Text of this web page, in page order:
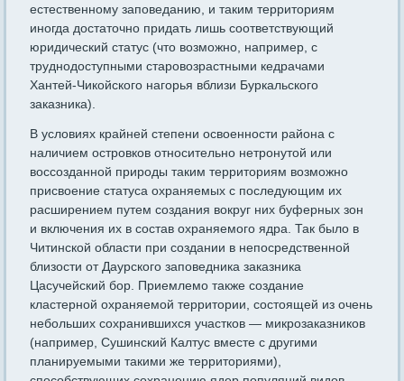
естественному заповеданию, и таким территориям
иногда достаточно придать лишь соответствующий
юридический статус (что возможно, например, с
труднодоступными старовозрастными кедрачами
Хантей-Чикойского нагорья вблизи Буркальского
заказника).
В условиях крайней степени освоенности района с
наличием островков относительно нетронутой или
воссозданной природы таким территориям возможно
присвоение статуса охраняемых с последующим их
расширением путем создания вокруг них буферных зон
и включения их в состав охраняемого ядра. Так было в
Читинской области при создании в непосредственной
близости от Даурского заповедника заказника
Цасучейский бор. Приемлемо также создание
кластерной охраняемой территории, состоящей из очень
небольших сохранившихся участков — микрозаказников
(например, Сушинский Калтус вместе с другими
планируемыми такими же территориями),